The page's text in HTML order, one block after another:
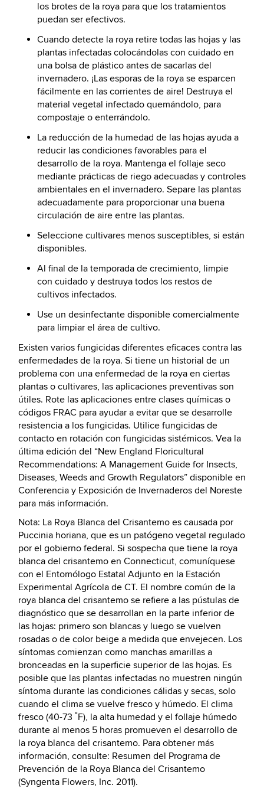
los brotes de la roya para que los tratamientos
puedan ser efectivos.
Cuando detecte la roya retire todas las hojas y las
plantas infectadas colocándolas con cuidado en
una bolsa de plástico antes de sacarlas del
invernadero. ¡Las esporas de la roya se esparcen
fácilmente en las corrientes de aire! Destruya el
material vegetal infectado quemándolo, para
compostaje o enterrándolo.
La reducción de la humedad de las hojas ayuda a
reducir las condiciones favorables para el
desarrollo de la roya. Mantenga el follaje seco
mediante prácticas de riego adecuadas y controles
ambientales en el invernadero. Separe las plantas
adecuadamente para proporcionar una buena
circulación de aire entre las plantas.
Seleccione cultivares menos susceptibles, si están
disponibles.
Al final de la temporada de crecimiento, limpie
con cuidado y destruya todos los restos de
cultivos infectados.
Use un desinfectante disponible comercialmente
para limpiar el área de cultivo.
Existen varios fungicidas diferentes eficaces contra las
enfermedades de la roya. Si tiene un historial de un
problema con una enfermedad de la roya en ciertas
plantas o cultivares, las aplicaciones preventivas son
útiles. Rote las aplicaciones entre clases químicas o
códigos FRAC para ayudar a evitar que se desarrolle
resistencia a los fungicidas. Utilice fungicidas de
contacto en rotación con fungicidas sistémicos. Vea la
última edición del “New England Floricultural
Recommendations: A Management Guide for Insects,
Diseases, Weeds and Growth Regulators” disponible en
Conferencia y Exposición de Invernaderos del Noreste
para más información.
Nota: La Roya Blanca del Crisantemo es causada por
Puccinia horiana, que es un patógeno vegetal regulado
por el gobierno federal. Si sospecha que tiene la roya
blanca del crisantemo en Connecticut, comuníquese
con el Entomólogo Estatal Adjunto en la Estación
Experimental Agrícola de CT. El nombre común de la
roya blanca del crisantemo se refiere a las pústulas de
diagnóstico que se desarrollan en la parte inferior de
las hojas: primero son blancas y luego se vuelven
rosadas o de color beige a medida que envejecen. Los
síntomas comienzan como manchas amarillas a
bronceadas en la superficie superior de las hojas. Es
posible que las plantas infectadas no muestren ningún
síntoma durante las condiciones cálidas y secas, solo
cuando el clima se vuelve fresco y húmedo. El clima
fresco (40-73 ˚F), la alta humedad y el follaje húmedo
durante al menos 5 horas promueven el desarrollo de
la roya blanca del crisantemo. Para obtener más
información, consulte: Resumen del Programa de
Prevención de la Roya Blanca del Crisantemo
(Syngenta Flowers, Inc. 2011).